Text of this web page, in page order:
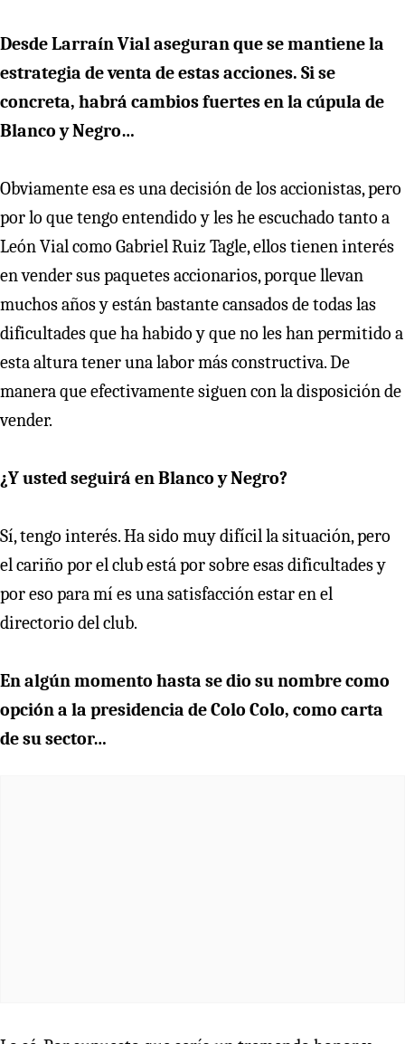
Desde Larraín Vial aseguran que se mantiene la
estrategia de venta de estas acciones. Si se
concreta, habrá cambios fuertes en la cúpula de
Blanco y Negro…
Obviamente esa es una decisión de los accionistas, pero
por lo que tengo entendido y les he escuchado tanto a
León Vial como Gabriel Ruiz Tagle, ellos tienen interés
en vender sus paquetes accionarios, porque llevan
muchos años y están bastante cansados de todas las
dificultades que ha habido y que no les han permitido a
esta altura tener una labor más constructiva. De
manera que efectivamente siguen con la disposición de
vender.
¿Y usted seguirá en Blanco y Negro?
Sí, tengo interés. Ha sido muy difícil la situación, pero
el cariño por el club está por sobre esas dificultades y
por eso para mí es una satisfacción estar en el
directorio del club.
En algún momento hasta se dio su nombre como
opción a la presidencia de Colo Colo, como carta
de su sector…